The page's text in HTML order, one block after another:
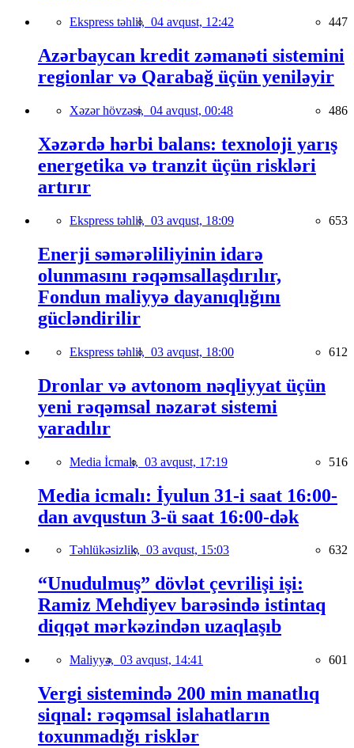
Ekspress təhlil, 04 avqust, 12:42 447
Azərbaycan kredit zəmanəti sistemini
regionlar və Qarabağ üçün yeniləyir
Xəzər hövzəsi, 04 avqust, 00:48 486
Xəzərdə hərbi balans: texnoloji yarış
energetika və tranzit üçün riskləri
artırır
Ekspress təhlil, 03 avqust, 18:09 653
Enerji səmərəliliyinin idarə
olunmasını rəqəmsallaşdırılır,
Fondun maliyyə dayanıqlığını
gücləndirilir
Ekspress təhlil, 03 avqust, 18:00 612
Dronlar və avtonom nəqliyyat üçün
yeni rəqəmsal nəzarət sistemi
yaradılır
Media İcmalı, 03 avqust, 17:19 516
Media icmalı: İyulun 31-i saat 16:00-
dan avqustun 3-ü saat 16:00-dək
Təhlükəsizlik, 03 avqust, 15:03 632
“Unudulmuş” dövlət çevrilişi işi:
Ramiz Mehdiyev barəsində istintaq
diqqət mərkəzindən uzaqlaşıb
Maliyyə, 03 avqust, 14:41 601
Vergi sistemində 200 min manatlıq
siqnal: rəqəmsal islahatların
toxunmadığı risklər